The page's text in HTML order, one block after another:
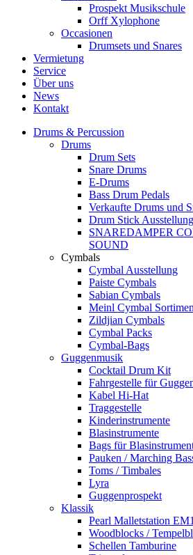
Prospekt Musikschule
Orff Xylophone
Occasionen
Drumsets und Snares
Vermietung
Service
Über uns
News
Kontakt
Drums & Percussion
Drums
Drum Sets
Snare Drums
E-Drums
Bass Drum Pedals
Verkaufte Drums und
Drum Stick Ausstellung
SNAREDAMPER
SOUND
Cymbals
Cymbal Ausstellung
Paiste Cymbals
Sabian Cymbals
Meinl Cymbal
Zildjian Cymbals
Cymbal Packs
Cymbal-Bags
Guggenmusik
Cocktail Drum Kit
Fahrgestelle für
Kabel Hi-Hat
Traggestelle
Kinderinstrumente
Blasinstrumente
Bags für
Pauken / Marching
Toms / Timbales
Lyra
Guggenprospekt
Klassik
Pearl Malletstation EM1
Woodblocks /
Schellen Tamburine